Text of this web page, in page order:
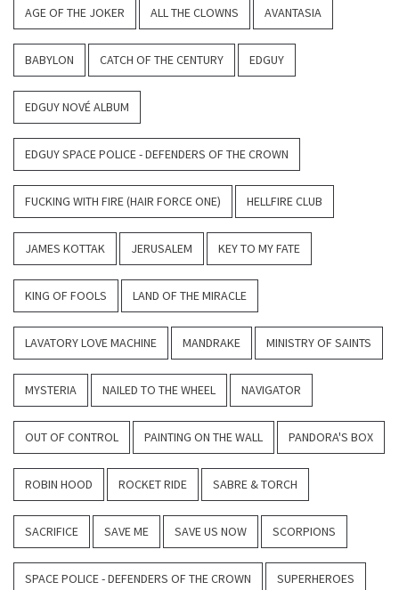
AGE OF THE JOKER ALL THE CLOWNS AVANTASIA
BABYLON CATCH OF THE CENTURY EDGUY
EDGUY NOVÉ ALBUM
EDGUY SPACE POLICE - DEFENDERS OF THE CROWN
FUCKING WITH FIRE (HAIR FORCE ONE) HELLFIRE CLUB
JAMES KOTTAK JERUSALEM KEY TO MY FATE
KING OF FOOLS LAND OF THE MIRACLE
LAVATORY LOVE MACHINE MANDRAKE MINISTRY OF SAINTS
MYSTERIA NAILED TO THE WHEEL NAVIGATOR
OUT OF CONTROL PAINTING ON THE WALL PANDORA'S BOX
ROBIN HOOD ROCKET RIDE SABRE & TORCH
SACRIFICE SAVE ME SAVE US NOW SCORPIONS
SPACE POLICE - DEFENDERS OF THE CROWN SUPERHEROES